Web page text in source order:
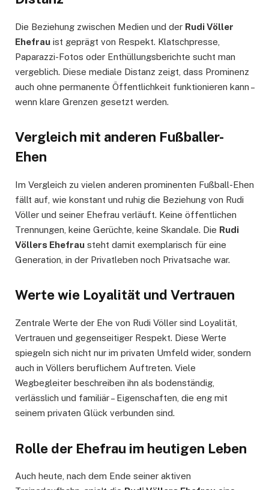
Die Beziehung zwischen Medien und der Rudi Völler
Ehefrau ist geprägt von Respekt. Klatschpresse,
Paparazzi-Fotos oder Enthüllungsberichte sucht man
vergeblich. Diese mediale Distanz zeigt, dass Prominenz
auch ohne permanente Öffentlichkeit funktionieren kann –
wenn klare Grenzen gesetzt werden.
Vergleich mit anderen Fußballer-
Ehen
Im Vergleich zu vielen anderen prominenten Fußball-Ehen
fällt auf, wie konstant und ruhig die Beziehung von Rudi
Völler und seiner Ehefrau verläuft. Keine öffentlichen
Trennungen, keine Gerüchte, keine Skandale. Die Rudi
Völlers Ehefrau steht damit exemplarisch für eine
Generation, in der Privatleben noch Privatsache war.
Werte wie Loyalität und Vertrauen
Zentrale Werte der Ehe von Rudi Völler sind Loyalität,
Vertrauen und gegenseitiger Respekt. Diese Werte
spiegeln sich nicht nur im privaten Umfeld wider, sondern
auch in Völlers beruflichem Auftreten. Viele
Wegbegleiter beschreiben ihn als bodenständig,
verlässlich und familiär – Eigenschaften, die eng mit
seinem privaten Glück verbunden sind.
Rolle der Ehefrau im heutigen Leben
Auch heute, nach dem Ende seiner aktiven